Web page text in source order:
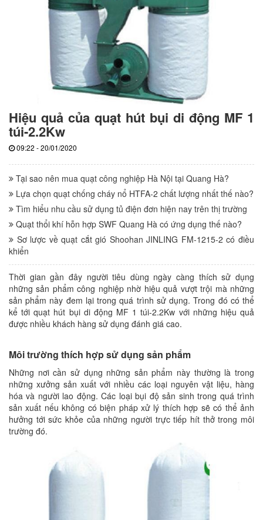
Hiệu quả của quạt hút bụi di động MF 1
túi-2.2Kw
09:22 - 20/01/2020
Tại sao nên mua quạt công nghiệp Hà Nội tại Quang Hà?
Lựa chọn quạt chống cháy nổ HTFA-2 chất lượng nhất thế nào?
Tìm hiểu nhu cầu sử dụng tủ điện đơn hiện nay trên thị trường
Quạt thổi khí hỗn hợp SWF Quang Hà có ứng dụng thế nào?
Sơ lược về quạt cắt gió Shoohan JINLING FM-1215-2 có điều
khiển
Thời gian gần đây người tiêu dùng ngày càng thích sử dụng
những sản phẩm công nghiệp nhờ hiệu quả vượt trội mà những
sản phẩm này đem lại trong quá trình sử dụng. Trong đó có thể
kể tới quạt hút bụi di động MF 1 túi-2.2Kw với những hiệu quả
được nhiều khách hàng sử dụng đánh giá cao.
Môi trường thích hợp sử dụng sản phẩm
Những nơi cần sử dụng những sản phẩm này thường là trong
những xưởng sản xuất với nhiều các loại nguyên vật liệu, hàng
hóa và người lao động. Các loại bụi độ sản sinh trong quá trình
sản xuất nếu không có biện pháp xử lý thích hợp sẽ có thể ảnh
hưởng tới sức khỏe của những người trực tiếp hít thở trong môi
trường đó.